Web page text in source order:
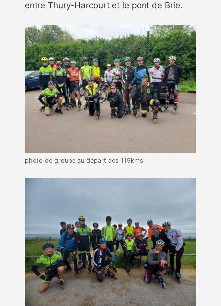
entre Thury-Harcourt et le pont de Brie.
photo de groupe au départ des 119kms